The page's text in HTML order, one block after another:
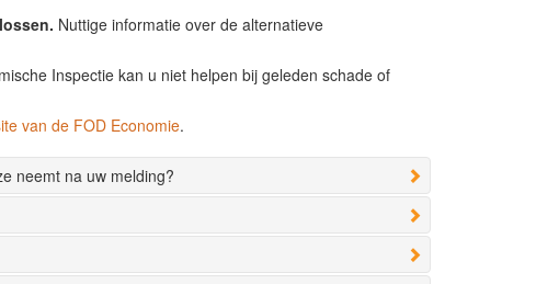
Nuttige informatie over de alternatieve
Inspectie kan u niet helpen bij geleden schade of
van de FOD Economie.
neemt na uw melding?